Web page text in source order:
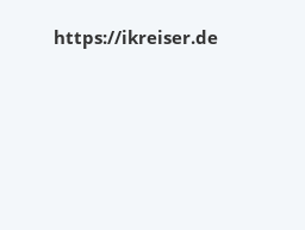
https://ikreiser.de